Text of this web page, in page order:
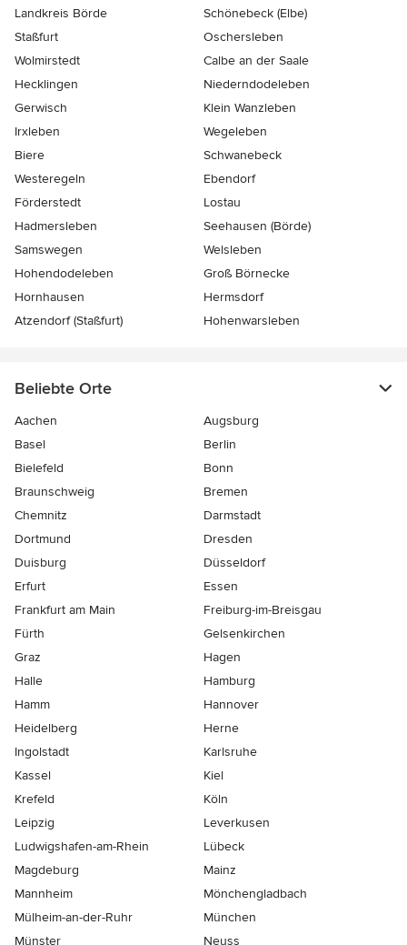
Landkreis Börde
Schönebeck (Elbe)
Staßfurt
Oschersleben
Wolmirstedt
Calbe an der Saale
Hecklingen
Niederndodeleben
Gerwisch
Klein Wanzleben
Irxleben
Wegeleben
Biere
Schwanebeck
Westeregeln
Ebendorf
Förderstedt
Lostau
Hadmersleben
Seehausen (Börde)
Samswegen
Welsleben
Hohendodeleben
Groß Börnecke
Hornhausen
Hermsdorf
Atzendorf (Staßfurt)
Hohenwarsleben
Beliebte Orte
Aachen
Augsburg
Basel
Berlin
Bielefeld
Bonn
Braunschweig
Bremen
Chemnitz
Darmstadt
Dortmund
Dresden
Duisburg
Düsseldorf
Erfurt
Essen
Frankfurt am Main
Freiburg-im-Breisgau
Fürth
Gelsenkirchen
Graz
Hagen
Halle
Hamburg
Hamm
Hannover
Heidelberg
Herne
Ingolstadt
Karlsruhe
Kassel
Kiel
Krefeld
Köln
Leipzig
Leverkusen
Ludwigshafen-am-Rhein
Lübeck
Magdeburg
Mainz
Mannheim
Mönchen­gladbach
Mülheim-an-der-Ruhr
München
Münster
Neuss